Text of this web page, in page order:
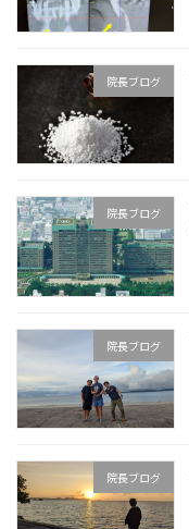
院長ブログ
院長ブログ
院長ブログ
院長ブログ